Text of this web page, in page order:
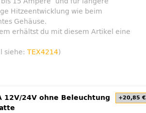
Hitzeentwicklung wie beim
Gehäuse.
erhältst du mit diesem Artikel eine
siehe: TEX4214)
12V/24V ohne Beleuchtung
+20,85 €